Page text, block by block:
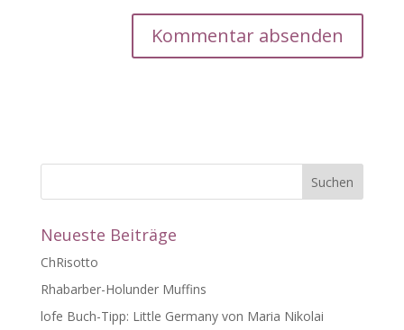
i
v
:
Neueste Beiträge
ChRisotto
Rhabarber-Holunder Muffins
lofe Buch-Tipp: Little Germany von Maria Nikolai